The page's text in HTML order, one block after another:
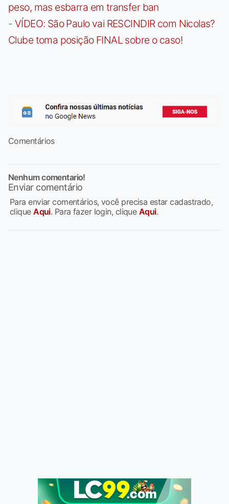
peso, mas esbarra em transfer ban
- VÍDEO: São Paulo vai RESCINDIR com Nicolas?
Clube toma posição FINAL sobre o caso!
Comentários
Nenhum comentario!
Enviar comentário
Para enviar comentários, você precisa estar cadastrado,
cliqueAqui. Para fazer login, clique Aqui.